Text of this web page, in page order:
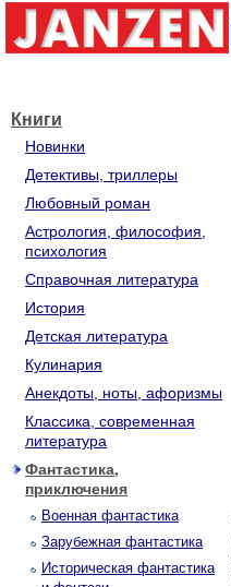
Книги
Новинки
Детективы, триллеры
Любовный роман
Астрология, философия,
психология
Справочная литература
История
Детская литература
Кулинария
Анекдоты, ноты, афоризмы
Классика, современная
литература
Фантастика,
приключения
Военная фантастика
Зарубежная фантастика
Историческая фантастика